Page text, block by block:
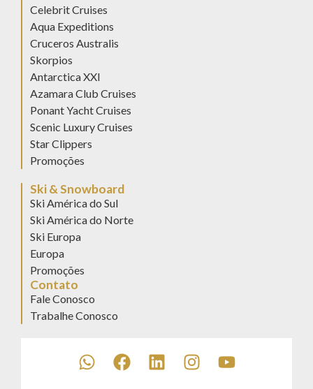
Celebrit Cruises
Aqua Expeditions
Cruceros Australis
Skorpios
Antarctica XXI
Azamara Club Cruises
Ponant Yacht Cruises
Scenic Luxury Cruises
Star Clippers
Promoções
Ski & Snowboard
Ski América do Sul
Ski América do Norte
Ski Europa
Europa
Promoções
Contato
Fale Conosco
Trabalhe Conosco